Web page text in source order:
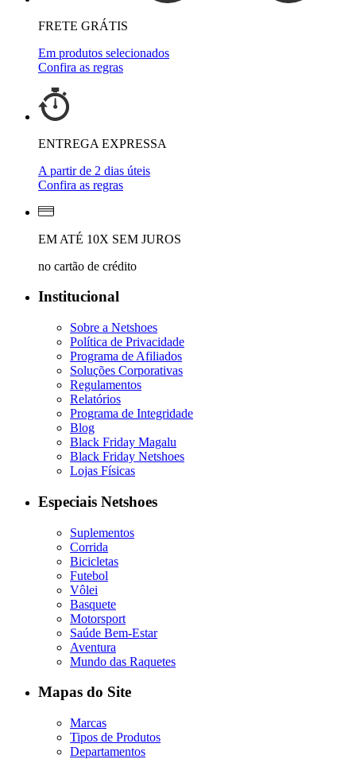
FRETE GRÁTIS
Em produtos selecionados
Confira as regras
ENTREGA EXPRESSA
A partir de 2 dias úteis
Confira as regras
EM ATÉ 10X SEM JUROS
no cartão de crédito
Institucional
Sobre a Netshoes
Política de Privacidade
Programa de Afiliados
Soluções Corporativas
Regulamentos
Relatórios
Programa de Integridade
Blog
Black Friday Magalu
Black Friday Netshoes
Lojas Físicas
Especiais Netshoes
Suplementos
Corrida
Bicicletas
Futebol
Vôlei
Basquete
Motorsport
Saúde Bem-Estar
Aventura
Mundo das Raquetes
Mapas do Site
Marcas
Tipos de Produtos
Departamentos